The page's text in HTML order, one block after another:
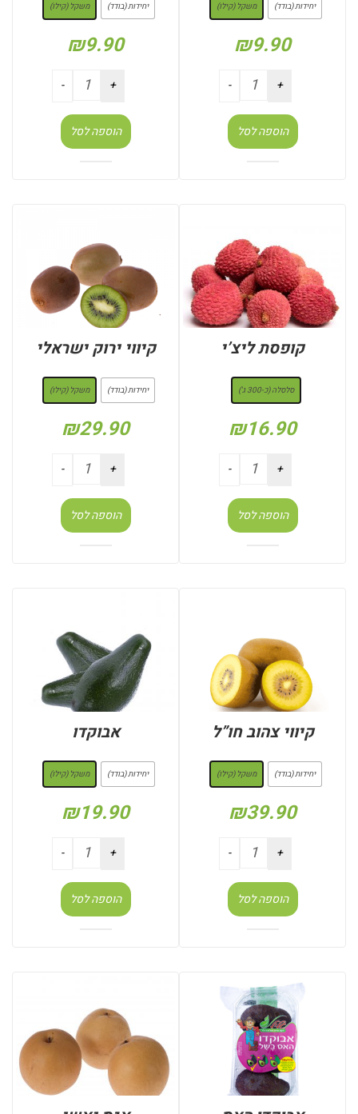
יחידות (בודד) משקל (קילו)
₪9.90
הוספה לסל
יחידות (בודד) משקל (קילו)
₪9.90
הוספה לסל
קופסת ליצ’י
סלסלה (כ-300 ג')
₪16.90
הוספה לסל
קיווי ירוק ישראלי
יחידות (בודד) משקל (קילו)
₪29.90
הוספה לסל
קיווי צהוב חו”ל
יחידות (בודד) משקל (קילו)
₪39.90
הוספה לסל
אבוקדו
יחידות (בודד) משקל (קילו)
₪19.90
הוספה לסל